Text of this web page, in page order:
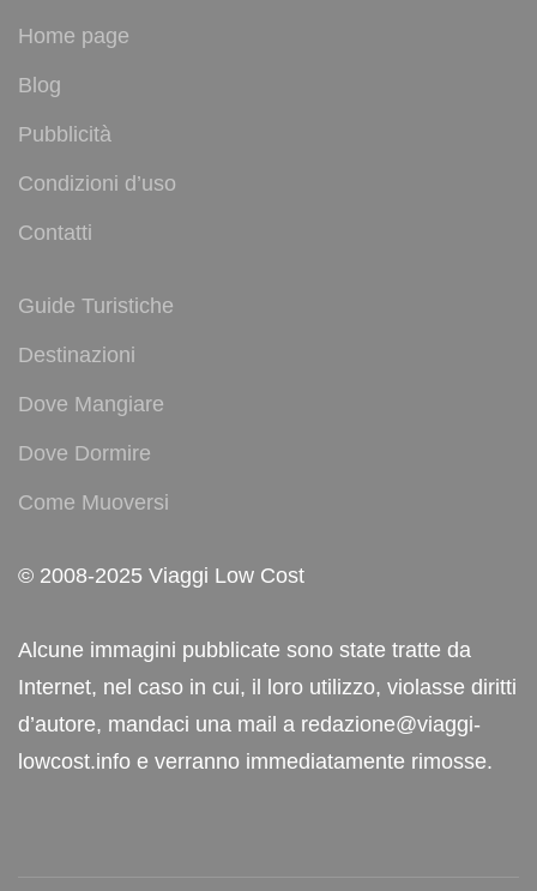
Home page
Blog
Pubblicità
Condizioni d’uso
Contatti
Guide Turistiche
Destinazioni
Dove Mangiare
Dove Dormire
Come Muoversi
© 2008-2025 Viaggi Low Cost
Alcune immagini pubblicate sono state tratte da
Internet, nel caso in cui, il loro utilizzo, violasse diritti
d’autore, mandaci una mail a redazione@viaggi-
lowcost.info e verranno immediatamente rimosse.